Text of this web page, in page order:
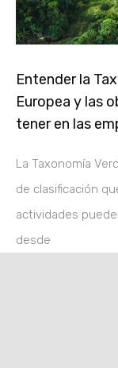
Entender la
Europea y las
tener en las
La Taxonomía
de clasificación
actividades
desde